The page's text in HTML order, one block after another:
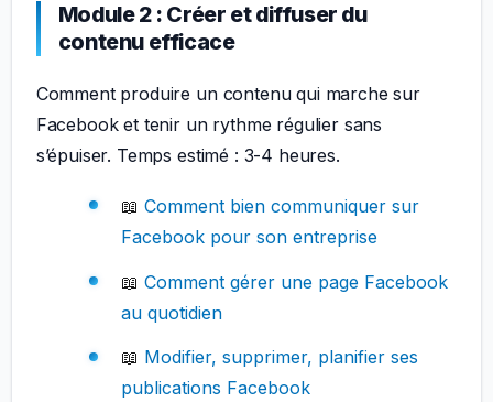
Module 2 : Créer et diffuser du
contenu efficace
Comment produire un contenu qui marche sur
Facebook et tenir un rythme régulier sans
s’épuiser. Temps estimé : 3-4 heures.
📖 Comment bien communiquer sur
Facebook pour son entreprise
📖 Comment gérer une page Facebook
au quotidien
📖 Modifier, supprimer, planifier ses
publications Facebook